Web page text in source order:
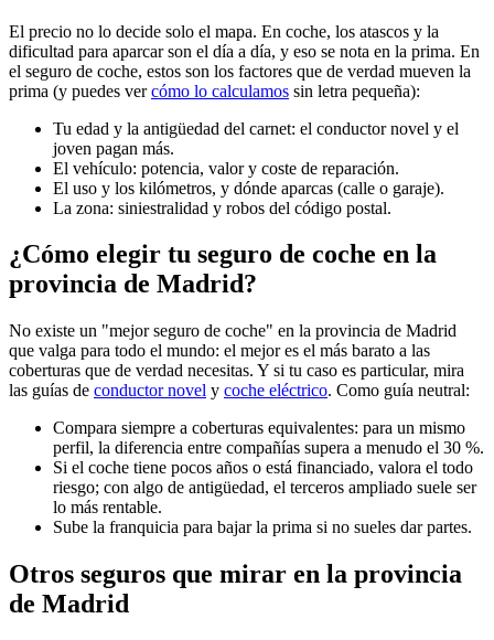
El precio no lo decide solo el mapa. En coche, los atascos y la
dificultad para aparcar son el día a día, y eso se nota en la prima. En
el seguro de coche, estos son los factores que de verdad mueven la
prima (y puedes vercómo lo calculamos sin letra pequeña):
Tu edad y la antigüedad del carnet: el conductor novel y el
joven pagan más.
El vehículo: potencia, valor y coste de reparación.
El uso y los kilómetros, y dónde aparcas (calle o garaje).
La zona: siniestralidad y robos del código postal.
¿Cómo elegir tu seguro de coche en la
provincia de Madrid?
No existe un "mejor seguro de coche" en la provincia de Madrid
que valga para todo el mundo: el mejor es el más barato a las
coberturas que de verdad necesitas. Y si tu caso es particular, mira
las guías de conductor novel y coche eléctrico. Como guía neutral:
Compara siempre a coberturas equivalentes: para un mismo
perfil, la diferencia entre compañías supera a menudo el 30 %.
Si el coche tiene pocos años o está financiado, valora el todo
riesgo; con algo de antigüedad, el terceros ampliado suele ser
lo más rentable.
Sube la franquicia para bajar la prima si no sueles dar partes.
Otros seguros que mirar en la provincia
de Madrid